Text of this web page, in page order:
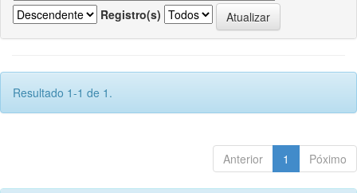
Registro(s)
Resultado 1-1 de 1.
Anterior 1 Póximo